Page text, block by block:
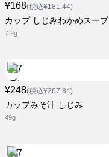
¥168(税込¥181.44)
カップ しじみわかめスープ
7.2g
¥248(税込¥267.84)
カップみそ汁 しじみ
49g